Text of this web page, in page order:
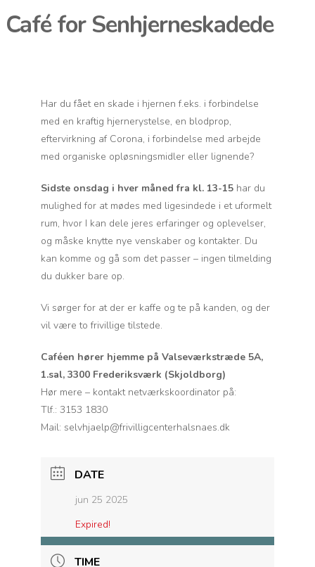
Café for Senhjerneskadede
Har du fået en skade i hjernen f.eks. i forbindelse
med en kraftig hjernerystelse, en blodprop,
eftervirkning af Corona, i forbindelse med arbejde
med organiske opløsningsmidler eller lignende?
Sidste onsdag i hver måned fra kl. 13-15 har du
mulighed for at mødes med ligesindede i et uformelt
rum, hvor I kan dele jeres erfaringer og oplevelser,
og måske knytte nye venskaber og kontakter. Du
kan komme og gå som det passer – ingen tilmelding
du dukker bare op.
Vi sørger for at der er kaffe og te på kanden, og der
vil være to frivillige tilstede.
Caféen hører hjemme på Valseværkstræde 5A,
1.sal, 3300 Frederiksværk (Skjoldborg)
Hør mere – kontakt netværkskoordinator på:
Tlf.: 3153 1830
Mail: selvhjaelp@frivilligcenterhalsnaes.dk
DATE
jun 25 2025
Expired!
TIME